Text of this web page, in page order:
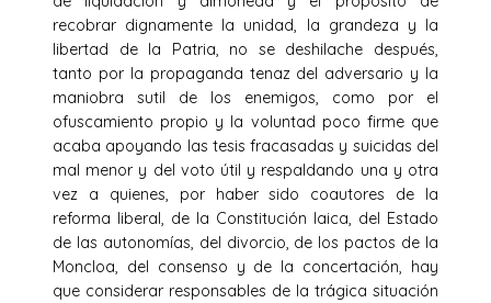
recobrar dignamente la unidad, la grandeza y la
libertad de la Patria, no se deshilache después,
tanto por la propaganda tenaz del adversario y la
maniobra sutil de los enemigos, como por el
ofuscamiento propio y la voluntad poco firme que
acaba apoyando las tesis fracasadas y suicidas del
mal menor y del voto útil y respaldando una y otra
vez a quienes, por haber sido coautores de la
reforma liberal, de la Constitución laica, del Estado
de las autonomías, del divorcio, de los pactos de la
Moncloa, del consenso y de la concertación, hay
que considerar responsables de la trágica situación